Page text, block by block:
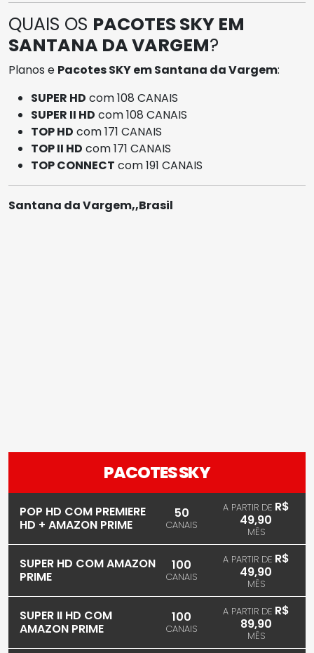
QUAIS OS PACOTES SKY EM
SANTANA DA VARGEM?
Planos e Pacotes SKY em Santana da Vargem:
SUPER HD com 108 CANAIS
SUPER II HD com 108 CANAIS
TOP HD com 171 CANAIS
TOP II HD com 171 CANAIS
TOP CONNECT com 191 CANAIS
Santana da Vargem,,Brasil
PACOTES SKY
POP HD COM PREMIERE
HD + AMAZON PRIME
50
CANAIS
A PARTIR DE R$
49,90
MÊS
SUPER HD COM AMAZON
PRIME
100
CANAIS
A PARTIR DE R$
49,90
MÊS
SUPER II HD COM
AMAZON PRIME
100
CANAIS
A PARTIR DE R$
89,90
MÊS